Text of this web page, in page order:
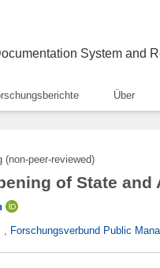
System and
Über
(non-peer-reviewed)
of State
, Forschungsverbund Public